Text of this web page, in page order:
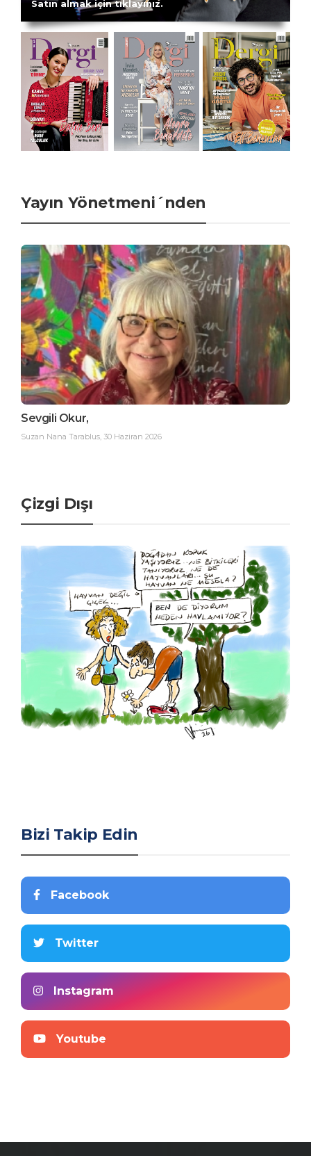
Satın almak için tıklayınız.
Yayın Yönetmeni´nden
Sevgili Okur,
Suzan Nana Tarablus, 30 Haziran 2026
Çizgi Dışı
Bizi Takip Edin
Facebook
Twitter
Instagram
Youtube